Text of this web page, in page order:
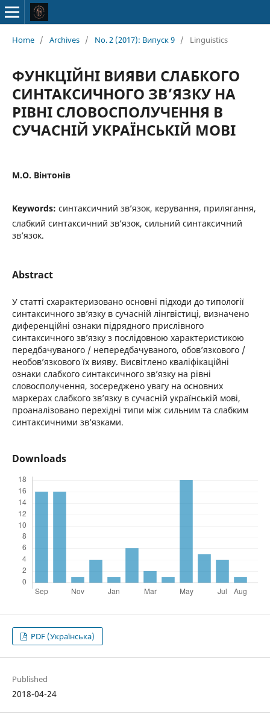
Home / Archives / No. 2 (2017): Випуск 9 / Linguistics
ФУНКЦІЙНІ ВИЯВИ СЛАБКОГО
СИНТАКСИЧНОГО ЗВ’ЯЗКУ НА
РІВНІ СЛОВОСПОЛУЧЕННЯ В
СУЧАСНІЙ УКРАЇНСЬКІЙ МОВІ
М.О. Вінтонів
Keywords: синтаксичний зв’язок, керування, прилягання,
слабкий синтаксичний зв’язок, сильний синтаксичний
зв’язок.
Abstract
У статті схарактеризовано основні підходи до типології
синтаксичного зв’язку в сучасній лінгвістиці, визначено
диференційні ознаки підрядного прислівного
синтаксичного зв’язку з послідовною характеристикою
передбачуваного / непередбачуваного, обов’язкового /
необов’язкового їх вияву. Висвітлено кваліфікаційні
ознаки слабкого синтаксичного зв’язку на рівні
словосполучення, зосереджено увагу на основних
маркерах слабкого зв’язку в сучасній українській мові,
проаналізовано перехідні типи між сильним та слабким
синтаксичними зв’язками.
Downloads
PDF (Українська)
Published
2018-04-24